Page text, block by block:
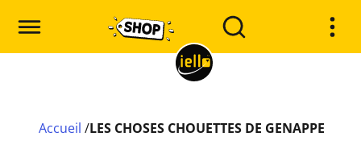
Accueil /LES CHOSES CHOUETTES DE GENAPPE